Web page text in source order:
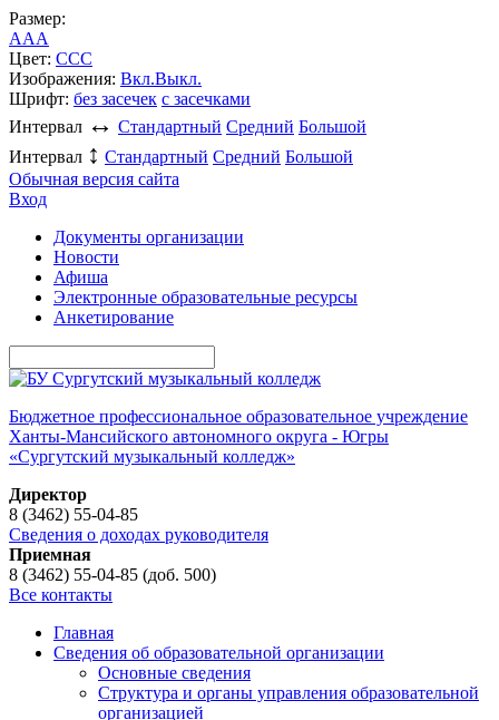
Размер:
AAA
Цвет: CCC
Изображения: Вкл.Выкл.
Шрифт: без засечек с засечками
Интервал ↔ Стандартный Средний Большой
Интервал ↕ Стандартный Средний Большой
Обычная версия сайта
Вход
Документы организации
Новости
Афиша
Электронные образовательные ресурсы
Анкетирование
Бюджетное профессиональное образовательное учреждение
Ханты-Мансийского автономного округа - Югры
«Сургутский музыкальный колледж»
Директор
8 (3462) 55-04-85
Сведения о доходах руководителя
Приемная
8 (3462) 55-04-85 (доб. 500)
Все контакты
Главная
Сведения об образовательной организации
Основные сведения
Структура и органы управления образовательной
организацией